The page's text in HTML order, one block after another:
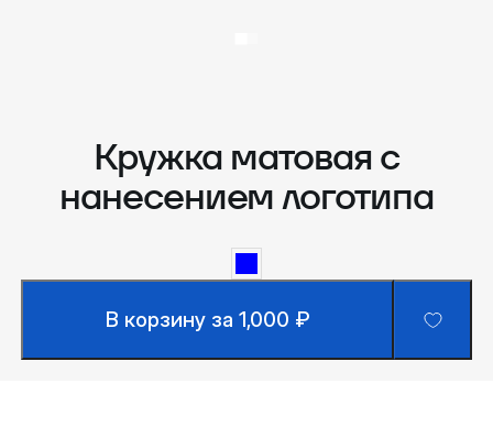
Кружка матовая с
нанесением логотипа
В корзину за 1,000 ₽